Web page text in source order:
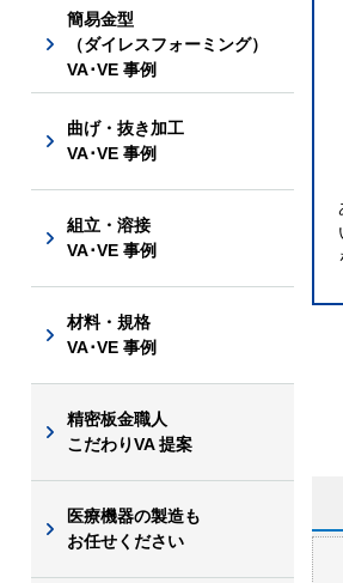
簡易金型
（ダイレスフォーミング）
VA･VE 事例
曲げ・抜き加工
VA･VE 事例
組立・溶接
VA･VE 事例
材料・規格
VA･VE 事例
精密板金職人
こだわりVA 提案
医療機器の製造も
お任せください